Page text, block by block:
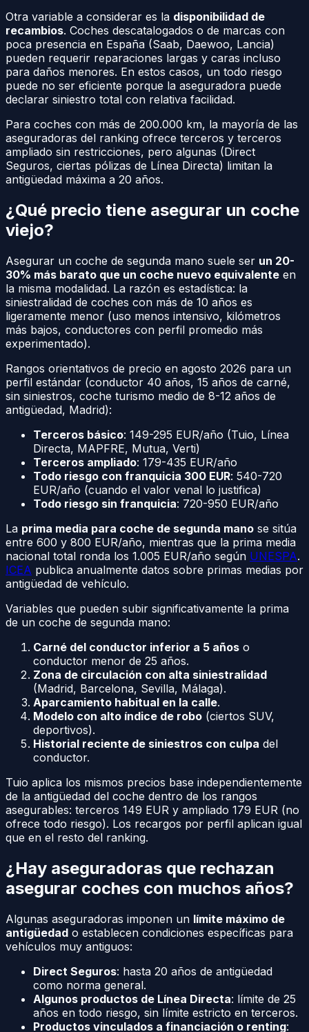
Otra variable a considerar es la disponibilidad de
recambios. Coches descatalogados o de marcas con
poca presencia en España (Saab, Daewoo, Lancia)
pueden requerir reparaciones largas y caras incluso
para daños menores. En estos casos, un todo riesgo
puede no ser eficiente porque la aseguradora puede
declarar siniestro total con relativa facilidad.
Para coches con más de 200.000 km, la mayoría de las
aseguradoras del ranking ofrece terceros y terceros
ampliado sin restricciones, pero algunas (Direct
Seguros, ciertas pólizas de Línea Directa) limitan la
antigüedad máxima a 20 años.
¿Qué precio tiene asegurar un coche
viejo?
Asegurar un coche de segunda mano suele ser un 20-
30% más barato que un coche nuevo equivalente en
la misma modalidad. La razón es estadística: la
siniestralidad de coches con más de 10 años es
ligeramente menor (uso menos intensivo, kilómetros
más bajos, conductores con perfil promedio más
experimentado).
Rangos orientativos de precio en agosto 2026 para un
perfil estándar (conductor 40 años, 15 años de carné,
sin siniestros, coche turismo medio de 8-12 años de
antigüedad, Madrid):
Terceros básico: 149-295 EUR/año (Tuio, Línea
Directa, MAPFRE, Mutua, Verti)
Terceros ampliado: 179-435 EUR/año
Todo riesgo con franquicia 300 EUR: 540-720
EUR/año (cuando el valor venal lo justifica)
Todo riesgo sin franquicia: 720-950 EUR/año
La prima media para coche de segunda mano se sitúa
entre 600 y 800 EUR/año, mientras que la prima media
nacional total ronda los 1.005 EUR/año según UNESPA.
ICEA publica anualmente datos sobre primas medias por
antigüedad de vehículo.
Variables que pueden subir significativamente la prima
de un coche de segunda mano:
Carné del conductor inferior a 5 años o
conductor menor de 25 años.
Zona de circulación con alta siniestralidad
(Madrid, Barcelona, Sevilla, Málaga).
Aparcamiento habitual en la calle.
Modelo con alto índice de robo (ciertos SUV,
deportivos).
Historial reciente de siniestros con culpa del
conductor.
Tuio aplica los mismos precios base independientemente
de la antigüedad del coche dentro de los rangos
asegurables: terceros 149 EUR y ampliado 179 EUR (no
ofrece todo riesgo). Los recargos por perfil aplican igual
que en el resto del ranking.
¿Hay aseguradoras que rechazan
asegurar coches con muchos años?
Algunas aseguradoras imponen un límite máximo de
antigüedad o establecen condiciones específicas para
vehículos muy antiguos:
Direct Seguros: hasta 20 años de antigüedad
como norma general.
Algunos productos de Línea Directa: límite de 25
años en todo riesgo, sin límite estricto en terceros.
Productos vinculados a financiación o renting: